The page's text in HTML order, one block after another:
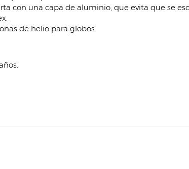
con una capa de aluminio, que evita que se
de helio para globos.